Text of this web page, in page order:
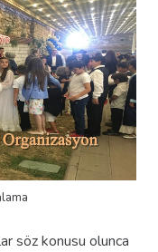
söz konusu olunca